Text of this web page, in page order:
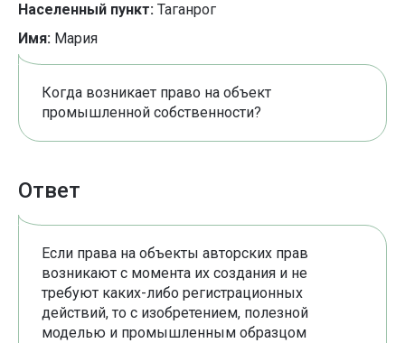
Населенный пункт: Таганрог
Имя: Мария
Когда возникает право на объект
промышленной собственности?
Ответ
Если права на объекты авторских прав
возникают с момента их создания и не
требуют каких-либо регистрационных
действий, то с изобретением, полезной
моделью и промышленным образцом